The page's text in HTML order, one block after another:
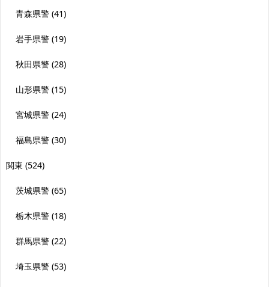
青森県警 (41)
岩手県警 (19)
秋田県警 (28)
山形県警 (15)
宮城県警 (24)
福島県警 (30)
関東 (524)
茨城県警 (65)
栃木県警 (18)
群馬県警 (22)
埼玉県警 (53)